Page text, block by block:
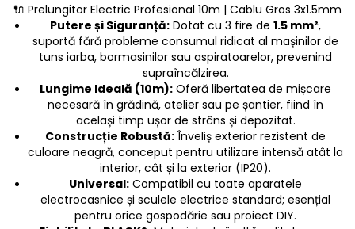
Pistol de Lipit
Polizoare
Prelungitoare
Protectia muncii
Scule Pneumatice
Suport auto
Suport motocicleta
🔌 Prelungitor Electric Profesional 10m | Cablu Gros 3x1.5mm
Putere și Siguranță: Dotat cu 3 fire de 1.5 mm²,
suportă fără probleme consumul ridicat al mașinilor de
tuns iarba, bormasinilor sau aspiratoarelor, prevenind
supraîncălzirea.
Lungime Ideală (10m): Oferă libertatea de mișcare
necesară în grădină, atelier sau pe șantier, fiind în
același timp ușor de strâns și depozitat.
Construcție Robustă: Înveliș exterior rezistent de
culoare neagră, conceput pentru utilizare intensă atât la
interior, cât și la exterior (IP20).
Universal: Compatibil cu toate aparatele
electrocasnice și sculele electrice standard; esențial
pentru orice gospodărie sau proiect DIY.